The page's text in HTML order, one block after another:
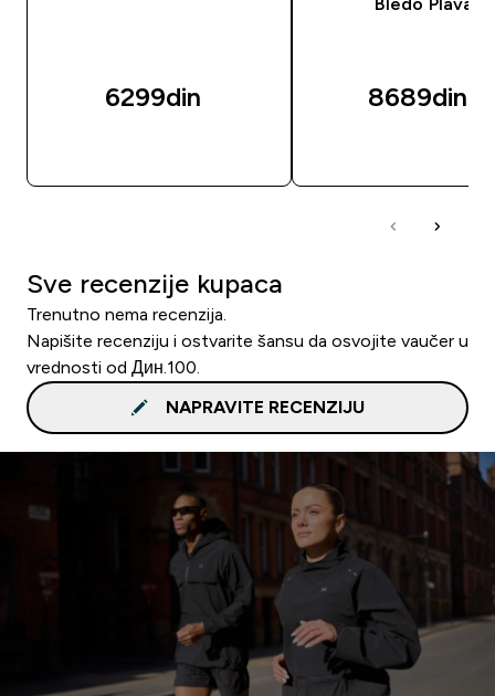
6299din‎ 8689din‎
Sve recenzije kupaca
Trenutno nema recenzija.
Napišite recenziju i ostvarite šansu da osvojite vaučer u
vrednosti od Дин.100.
NAPRAVITE RECENZIJU